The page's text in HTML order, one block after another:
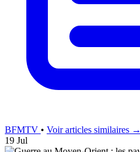
BFMTV • Voir articles similaires →
19 Jul